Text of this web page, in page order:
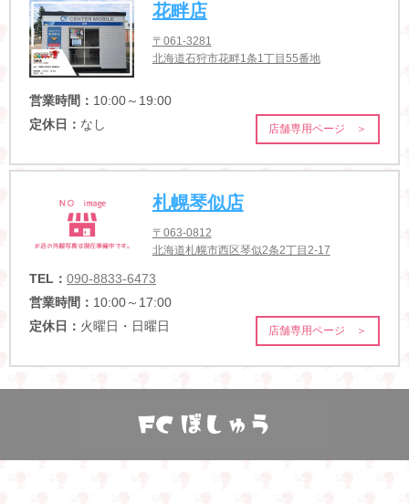
花畔店
〒061-3281
北海道石狩市花畔1条1丁目55番地
営業時間： 10:00～19:00
定休日： なし 店舗専用ページ ＞
札幌琴似店
〒063-0812
北海道札幌市西区琴似2条2丁目2-17
TEL： 090-8833-6473
営業時間： 10:00～17:00
定休日： 火曜日・日曜日 店舗専用ページ ＞